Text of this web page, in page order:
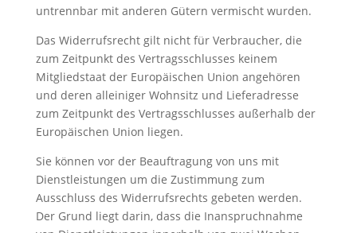
untrennbar mit anderen Gütern vermischt wurden.
Das Widerrufsrecht gilt nicht für Verbraucher, die
zum Zeitpunkt des Vertragsschlusses keinem
Mitgliedstaat der Europäischen Union angehören
und deren alleiniger Wohnsitz und Lieferadresse
zum Zeitpunkt des Vertragsschlusses außerhalb der
Europäischen Union liegen.
Sie können vor der Beauftragung von uns mit
Dienstleistungen um die Zustimmung zum
Ausschluss des Widerrufsrechts gebeten werden.
Der Grund liegt darin, dass die Inanspruchnahme